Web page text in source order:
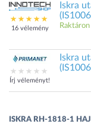
16 vélemény
Iskra
Raktáron
Írj véleményt!
Iskra
ISKRA RH-1818-1